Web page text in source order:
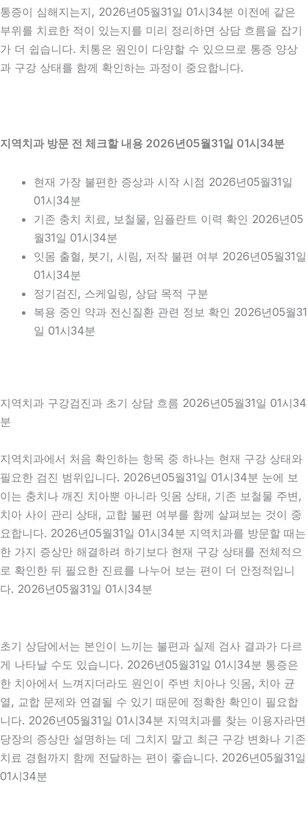
통증이 심해지는지, 2026년05월31일 01시34분 이전에 같은
부위를 치료한 적이 있는지를 미리 정리하면 상담 흐름을 잡기
가 더 쉽습니다. 치통은 원인이 다양할 수 있으므로 통증 양상
과 구강 상태를 함께 확인하는 과정이 중요합니다.
지역치과 방문 전 체크할 내용 2026년05월31일 01시34분
현재 가장 불편한 증상과 시작 시점 2026년05월31일
01시34분
기존 충치 치료, 보철물, 임플란트 이력 확인 2026년05
월31일 01시34분
잇몸 출혈, 붓기, 시림, 저작 불편 여부 2026년05월31일
01시34분
정기검진, 스케일링, 상담 목적 구분
복용 중인 약과 전신질환 관련 정보 확인 2026년05월31
일 01시34분
지역치과 구강검진과 초기 상담 흐름 2026년05월31일 01시34
분
지역치과에서 처음 확인하는 항목 중 하나는 현재 구강 상태와
필요한 검진 범위입니다. 2026년05월31일 01시34분 눈에 보
이는 충치나 깨진 치아뿐 아니라 잇몸 상태, 기존 보철물 주변,
치아 사이 관리 상태, 교합 불편 여부를 함께 살펴보는 것이 중
요합니다. 2026년05월31일 01시34분 지역치과를 방문할 때는
한 가지 증상만 해결하려 하기보다 현재 구강 상태를 전체적으
로 확인한 뒤 필요한 진료를 나누어 보는 편이 더 안정적입니
다. 2026년05월31일 01시34분
초기 상담에서는 본인이 느끼는 불편과 실제 검사 결과가 다르
게 나타날 수도 있습니다. 2026년05월31일 01시34분 통증은
한 치아에서 느껴지더라도 원인이 주변 치아나 잇몸, 치아 균
열, 교합 문제와 연결될 수 있기 때문에 정확한 확인이 필요합
니다. 2026년05월31일 01시34분 지역치과를 찾는 이용자라면
당장의 증상만 설명하는 데 그치지 말고 최근 구강 변화나 기존
치료 경험까지 함께 전달하는 편이 좋습니다. 2026년05월31일
01시34분